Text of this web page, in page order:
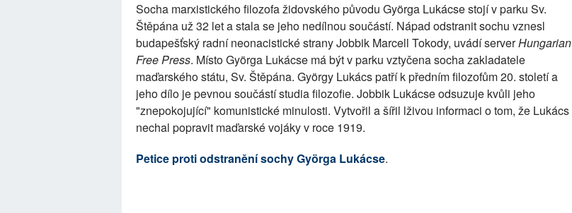
Socha marxistického filozofa židovského původu Györga Lukácse stojí v parku Sv.
Štěpána už 32 let a stala se jeho nedílnou součástí. Nápad odstranit sochu vznesl
budapešťský radní neonacistické strany Jobbik Marcell Tokody, uvádí serverHungarian
Free Press. Místo Györga Lukácse má být v parku vztyčena socha zakladatele
maďarského státu, Sv. Štěpána. György Lukács patří k předním filozofům 20. století a
jeho dílo je pevnou součástí studia filozofie. Jobbik Lukácse odsuzuje kvůli jeho
"znepokojující" komunistické minulosti. Vytvořil a šířil lživou informaci o tom, že Lukács
nechal popravit maďarské vojáky v roce 1919.
Petice proti odstranění sochy Györga Lukácse.